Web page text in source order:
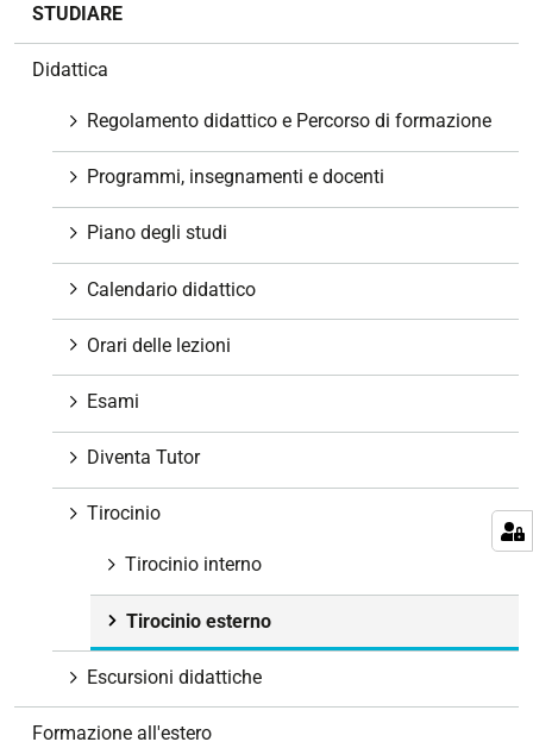
STUDIARE
Didattica
Regolamento didattico e Percorso di formazione
Programmi, insegnamenti e docenti
Piano degli studi
Calendario didattico
Orari delle lezioni
Esami
Diventa Tutor
Tirocinio
Tirocinio interno
Tirocinio esterno
Escursioni didattiche
Formazione all'estero